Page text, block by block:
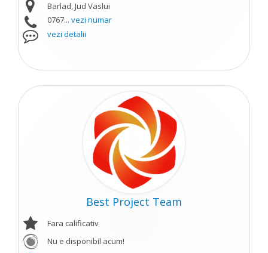
Barlad, Jud Vaslui
0767... vezi numar
vezi detalii
Best Project Team
Fara calificativ
Nu e disponibil acum!